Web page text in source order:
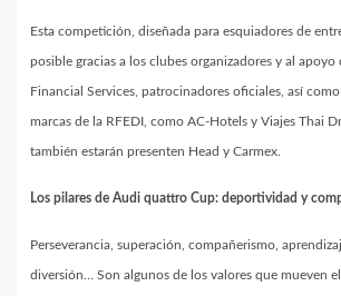
Esta competición, diseñada para esquiadores de
posible gracias a los clubes organizadores y al
Financial Services, patrocinadores oficiales, así
marcas de la RFEDI, como AC-Hotels y Viajes Thai
también estarán presenten Head y Carmex.
Los pilares de Audi quattro Cup: deportividad y
Perseverancia, superación, compañerismo,
diversión… Son algunos de los valores que mueven